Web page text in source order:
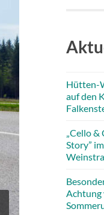
Hütten-
auf den
„Cello
Story”
Achtung